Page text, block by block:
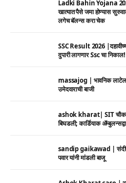
Ladki Bahin Yojana 2026
खात्यात पैसे जमा होण्यास
लगेच बॅलन्स करा चेक
SSC Result 2026 |दहावीच्या
दुपारी लागणार Ssc चा निकाल!
massajog | भावनिक लाटेला
उमेदवाराची बाजी
ashok kharat| SIT
बिघडली; कार्डियाक
sandip gaikawad |
पवार यांनी मांडली बाजू